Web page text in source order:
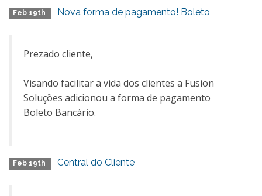
Feb 19th Nova forma de pagamento! Boleto
Prezado cliente,
Visando facilitar a vida dos clientes a Fusion
Soluções adicionou a forma de pagamento
Boleto Bancário.
Feb 19th Central do Cliente